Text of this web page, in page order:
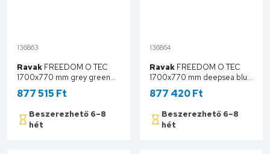
136863
Ravak FREEDOM O TEC
1700x770 mm grey green
szabadonálló akrilkád, króm
lefolyóval CD11200000
877 515 Ft
Beszerezhető 6–8
hét
136864
Ravak FREEDOM O TEC
1700x770 mm deepsea blue
szabadonálló akrilkád, króm
lefolyóval CD21400000
877 420 Ft
Beszerezhető 6–8
hét